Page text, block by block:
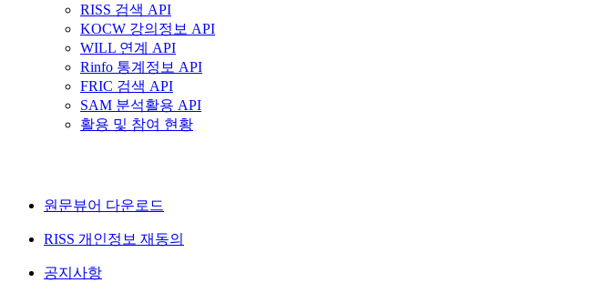
RISS 검색 API
KOCW 강의정보 API
WILL 연계 API
Rinfo 통계정보 API
FRIC 검색 API
SAM 분석활용 API
활용 및 참여 현황
원문뷰어 다운로드
RISS 개인정보 재동의
공지사항